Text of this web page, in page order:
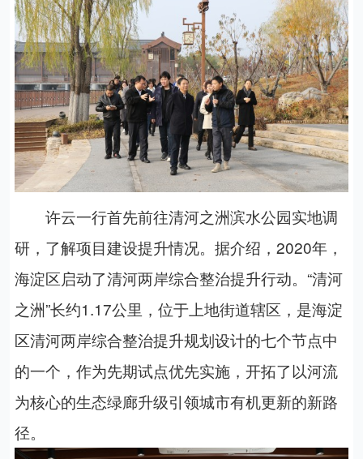
许云一行首先前往清河之洲滨水公园实地调
研，了解项目建设提升情况。据介绍， 2020年，
海淀区启动了清河两岸综合整治提升行动。“清河
之洲”长约1.17公里，位于上地街道辖区，是海淀
区清河两岸综合整治提升规划设计的七个节点中
的一个，作为先期试点优先实施，开拓了以河流
为核心的生态绿廊升级引领城市有机更新的新路
径。